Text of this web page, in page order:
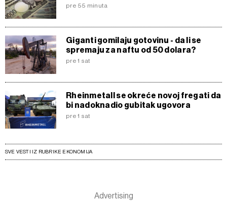
pre 55 minuta
Giganti gomilaju gotovinu - da li se
spremaju za naftu od 50 dolara?
pre 1 sat
Rheinmetall se okreće novoj fregati da
bi nadoknadio gubitak ugovora
pre 1 sat
SVE VESTI IZ RUBRIKE EKONOMIJA